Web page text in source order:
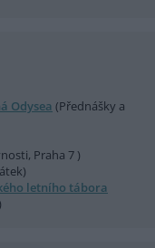
Odysea (Přednášky a
Praha 7 )
letního tábora